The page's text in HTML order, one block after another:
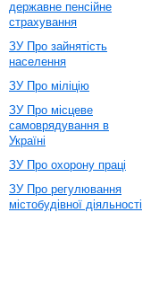
державне пенсійне
страхування
ЗУ Про зайнятість
населення
ЗУ Про міліцію
ЗУ Про місцеве
самоврядування в
Україні
ЗУ Про охорону праці
ЗУ Про регулювання
містобудівної діяльності